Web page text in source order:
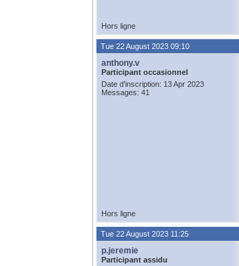
Hors ligne
Tue 22 August 2023 09:10
anthony.v
Participant occasionnel
Date d'inscription: 13 Apr 2023
Messages: 41
Hors ligne
Tue 22 August 2023 11:25
p.jeremie
Participant assidu